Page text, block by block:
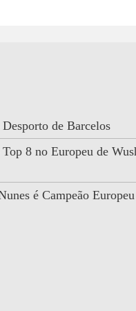
de Barcelos
8 no Europeu de
é Campeão